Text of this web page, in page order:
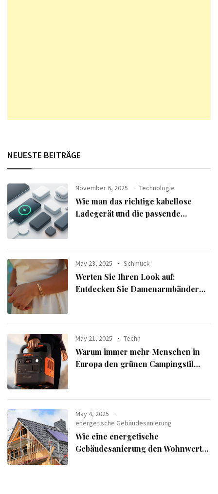
NEUESTE BEITRÄGE
November 6, 2025 Technologie
Wie man das richtige kabellose
Ladegerät und die passende
May 23, 2025 Schmuck
Werten Sie Ihren Look auf:
Entdecken Sie Damenarmbänder
May 21, 2025 Techn
Warum immer mehr Menschen in
Europa den grünen Campingstil
May 4, 2025
energetische Gebäudesanierung
Wie eine energetische
Gebäudesanierung den Wohnwert